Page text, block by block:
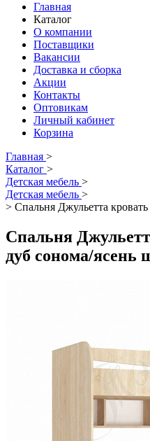
Главная
Каталог
О компании
Поставщики
Вакансии
Доставка и сборка
Акции
Контакты
Оптовикам
Личный кабинет
Корзина
Главная >
Каталог >
Детская мебель >
Детская мебель >
> Спальня Джульетта
Спальня
дуб сонома/ясень